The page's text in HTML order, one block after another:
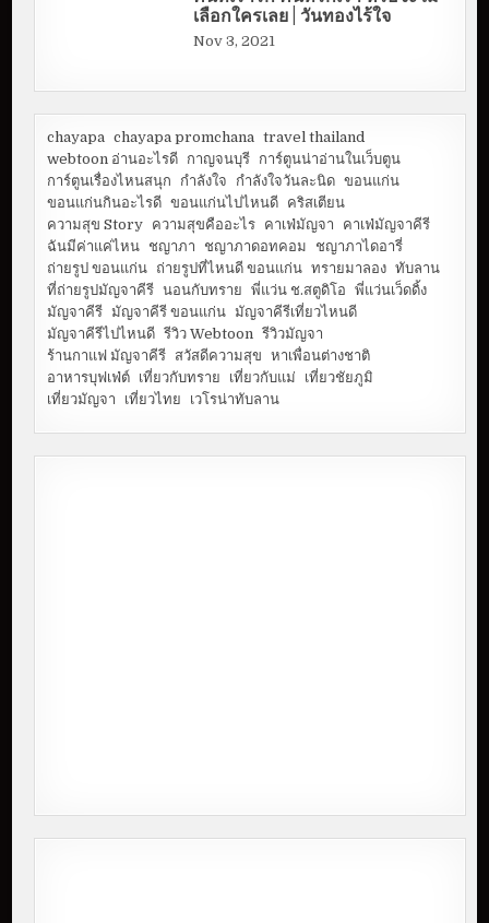
เลือกใครเลย | วันทองไร้ใจ
Nov 3, 2021
chayapa chayapa promchana
travel thailand
webtoon อ่านอะไรดี กาญจนบุรี การ์ตูนน่าอ่านในเว็บตูน
การ์ตูนเรื่องไหนสนุก
กำลังใจ กำลังใจวันละนิด ขอนแก่น
ขอนแก่นกินอะไรดี ขอนแก่นไปไหนดี คริสเตียน
ความสุข Story ความสุขคืออะไร คาเฟ่มัญจา
คาเฟ่มัญจาคีรี
ฉันมีค่าแค่ไหน ชญาภา ชญาภาดอทคอม
ชญาภาไดอารี่
ถ่ายรูป ขอนแก่น ถ่ายรูปที่ไหนดี ขอนแก่น ทรายมาลอง ทับลาน
ที่ถ่ายรูปมัญจาคีรี นอนกับทราย พี่แว่น ช.สตูดิโอ
พี่แว่นเว็ดดิ้ง
มัญจาคีรี มัญจาคีรี ขอนแก่น มัญจาคีรีเที่ยวไหนดี
มัญจาคีรีไปไหนดี รีวิว Webtoon
รีวิวมัญจา
ร้านกาแฟ มัญจาคีรี สวัสดีความสุข
หาเพื่อนต่างชาติ
อาหารบุฟเฟ่ต์ เที่ยวกับทราย เที่ยวกับแม่
เที่ยวชัยภูมิ
เที่ยวมัญจา
เที่ยวไทย เวโรน่าทับลาน